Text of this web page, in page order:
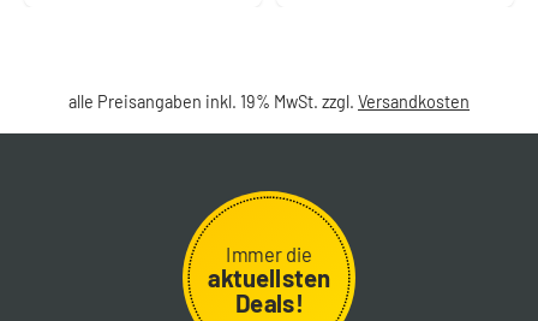
alle Preisangaben inkl. 19% MwSt. zzgl. Versandkosten
Immer die
aktuellsten
Deals!